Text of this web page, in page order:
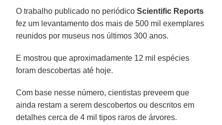
O trabalho publicado no periódicoScientific Reports
fez um levantamento dos mais de 500 mil exemplares
reunidos por museus nos últimos 300 anos.
E mostrou que aproximadamente 12 mil espécies
foram descobertas até hoje.
Com base nesse número, cientistas preveem que
ainda restam a serem descobertos ou descritos em
detalhes cerca de 4 mil tipos raros de árvores.